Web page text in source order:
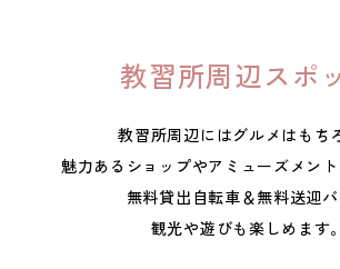
教習所周辺スポ
教習所周辺にはグルメはもち
魅力あるショップやアミューズメント
無料貸出自転車＆無料送迎
観光や遊びも楽しめます。